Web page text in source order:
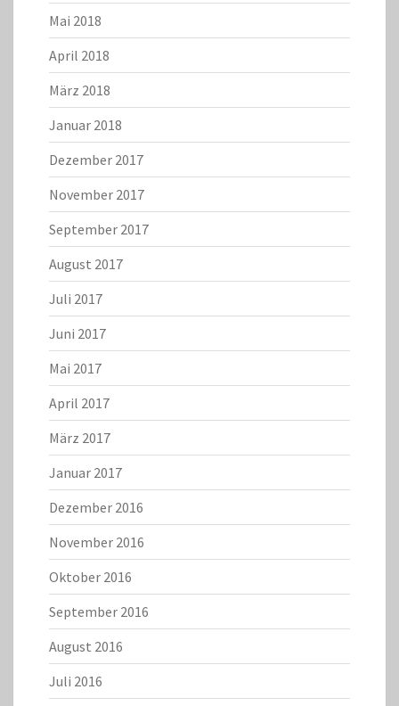
Mai 2018
April 2018
März 2018
Januar 2018
Dezember 2017
November 2017
September 2017
August 2017
Juli 2017
Juni 2017
Mai 2017
April 2017
März 2017
Januar 2017
Dezember 2016
November 2016
Oktober 2016
September 2016
August 2016
Juli 2016